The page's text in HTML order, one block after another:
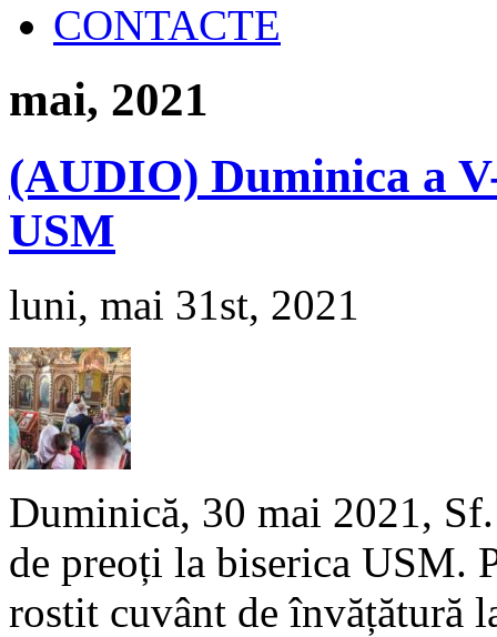
CONTACTE
mai, 2021
(AUDIO) Duminica a
USM
luni, mai 31st, 2021
Duminică, 30 mai 2021,
de preoți la biserica USM.
rostit cuvânt de învățătură